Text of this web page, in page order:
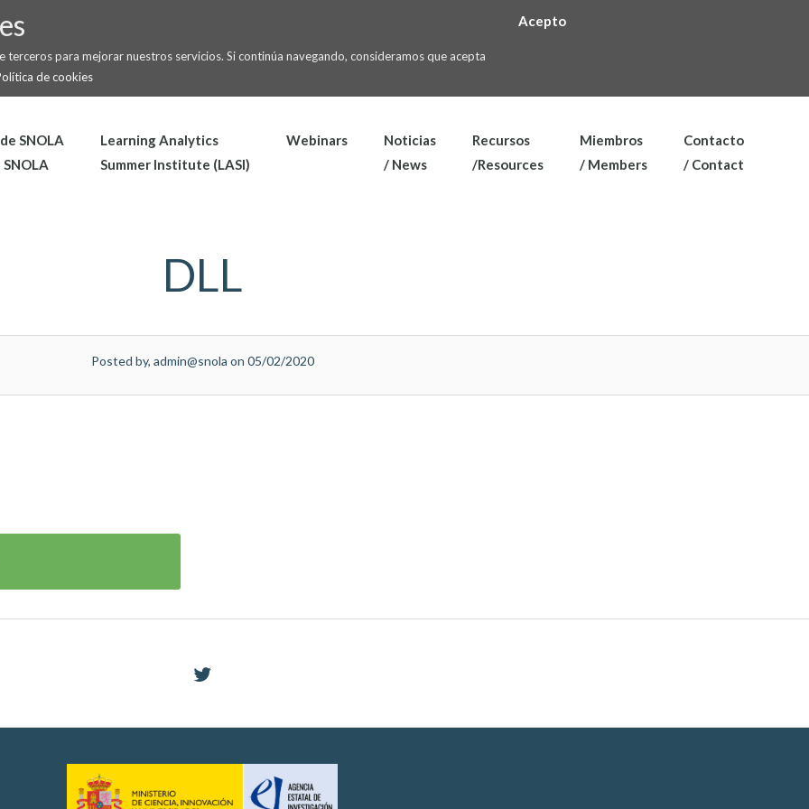
terceros para mejorar nuestros servicios. Si continúa navegando, consideramos que acepta
de cookies
Acepto
SNOLA
Learning Analytics
Summer Institute (LASI)
Webinars
Noticias
/ News
Recursos
/Resources
Miembros
/ Members
Contacto
/ Contact
DLL
Posted by, admin@snola on 05/02/2020